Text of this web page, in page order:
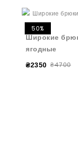
50%
Широкие
ягодные
₴2350 ₴4700